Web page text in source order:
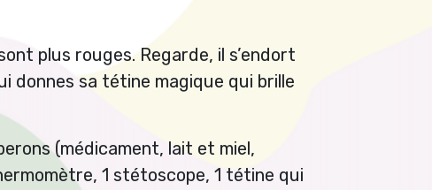
plus rouges. Regarde, il s’endort
donnes sa tétine magique qui brille
(médicament, lait et miel,
1 stétoscope, 1 tétine qui